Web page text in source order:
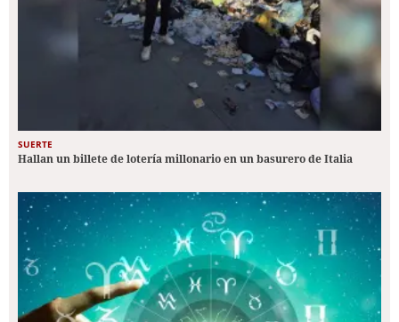
SUERTE
Hallan un billete de lotería millonario en un basurero de Italia